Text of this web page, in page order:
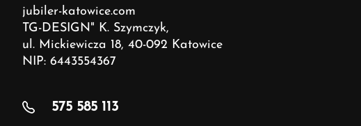
jubiler-katowice.com
TG-DESIGN" K. Szymczyk,
ul. Mickiewicza 18, 40-092 Katowice
NIP: 6443554367
575 585 113